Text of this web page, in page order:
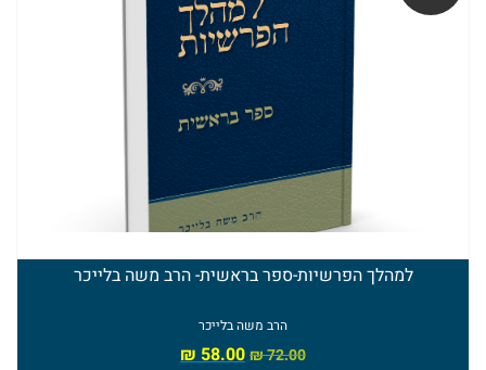
בלייכר
למהלך הפרשיות-ספר בראשית- הרב משה בלייכר
הרב משה בלייכר
72.00
₪
58.00
₪